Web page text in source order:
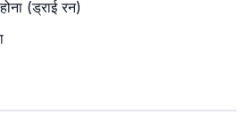
(ड्राई रन)